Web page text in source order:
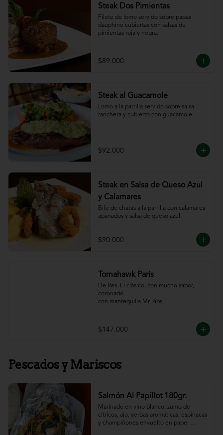
Steak Dos Pimientas
Filete de lomo servido sobre papas
dauphine cubiertas con salsas de
pimientas roja y negra.
$89.000
Steak al Guacamole
Lomo a la parrilla servido sobre salsa
ranchera y cubierto con guacamole.
$92.000
Steak en Salsa de Queso Azul
y Calamares
Bife de chatas a la parrilla con calamares
apanados y salsa de queso azul.
$90.000
Tomahawk Paris
De Res. El clásico, con mucho sabor,
coronado
con mantequilla Mr Ribs
$147.000
Pescados y Mariscos
Salmón Al Papillot 180gr.
Marinado en vino blanco, zumo de
cítricos, ajo, yerbas aromáticas, espinacas
y champiñones envuelto en papel